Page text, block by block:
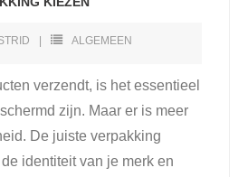
ALGEMEEN
verzendt, is het essentieel
zijn. Maar er is meer
De juiste verpakking
identiteit van je merk en